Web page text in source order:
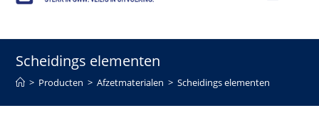
Scheidings elementen
> Producten > Afzetmaterialen > Scheidings elementen